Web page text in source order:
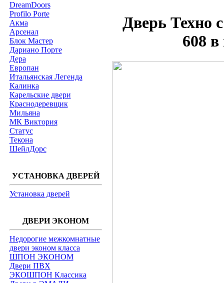
DreamDoors
Profilo Porte
Акма
Арсенал
Блок Мастер
Дариано Порте
Дера
Европан
Итальянская Легенда
Калинка
Карельские двери
Краснодеревщик
Мильяна
МК Виктория
Статус
Текона
ШейлДорс
УСТАНОВКА ДВЕРЕЙ
Установка дверей
ДВЕРИ ЭКОНОМ
Недорогие межкомнатные
двери эконом класса
ШПОН ЭКОНОМ
Двери ПВХ
ЭКОШПОН Классика
Дверь Техно
608